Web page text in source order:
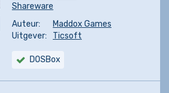
Shareware
Auteur:
Maddox Games
Uitgever:
Ticsoft
DOSBox